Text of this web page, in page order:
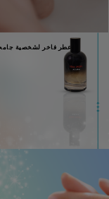
عطر فاخر لشخصية جامحة